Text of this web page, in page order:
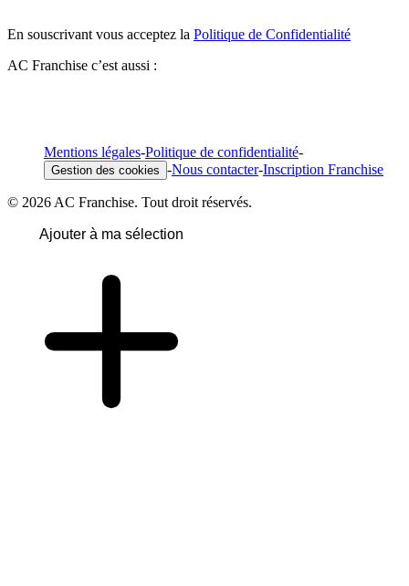
En souscrivant vous acceptez la Politique de Confidentialité
AC Franchise c’est aussi :
Mentions légales-Politique de confidentialité-
Gestion des cookies -Nous contacter-Inscription Franchise
© 2026 AC Franchise. Tout droit réservés.
Ajouter à ma sélection